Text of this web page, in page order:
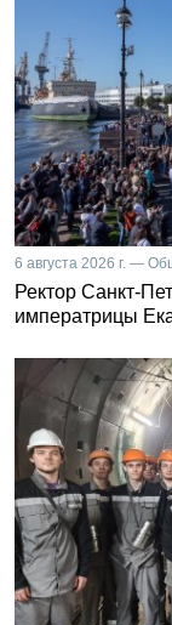
6 августа 2026 г. —
Ректор Санкт-
императрицы